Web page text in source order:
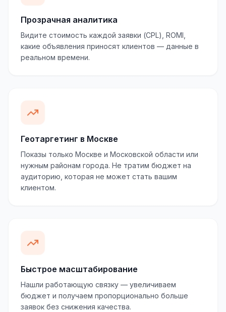
Прозрачная аналитика
Видите стоимость каждой заявки (CPL), ROMI,
какие объявления приносят клиентов — данные в
реальном времени.
Геотаргетинг в Москве
Показы только Москве и Московской области или
нужным районам города. Не тратим бюджет на
аудиторию, которая не может стать вашим
клиентом.
Быстрое масштабирование
Нашли работающую связку — увеличиваем
бюджет и получаем пропорционально больше
заявок без снижения качества.